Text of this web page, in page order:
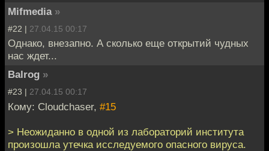
Mifmedia »
#22 | 27.04.15 00:17
Однако, внезапно. А сколько еще открытий чудных
нас ждет...
Balrog »
#23 | 27.04.15 00:17
Кому: Cloudchaser, #15
> Неожиданно в одной из лабораторий института
произошла утечка исследуемого опасного вируса.